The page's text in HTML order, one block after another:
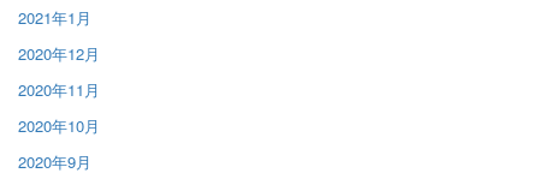
2021年1月
2020年12月
2020年11月
2020年10月
2020年9月